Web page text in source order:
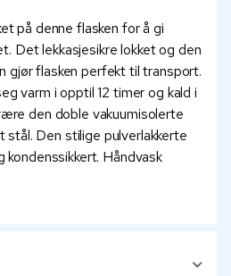
på denne flasken for å gi
Det lekkasjesikre lokket og den
flasken perfekt til transport.
varm i opptil 12 timer og kald i
den doble vakuumisolerte
stål. Den stilige pulverlakkerte
Håndvask